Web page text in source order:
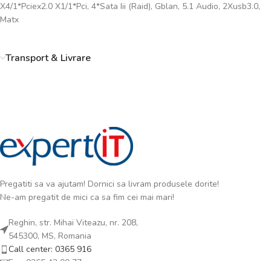
X4/1*Pciex2.0 X1/1*Pci, 4*Sata Iii (Raid), Gblan, 5.1 Audio, 2Xusb3.0,
Matx
Transport & Livrare
Pregatiti sa va ajutam! Dornici sa livram produsele dorite!
Ne-am pregatit de mici ca sa fim cei mai mari!
Reghin, str. Mihai Viteazu, nr. 208,
545300, MS, Romania
Call center: 0365 916